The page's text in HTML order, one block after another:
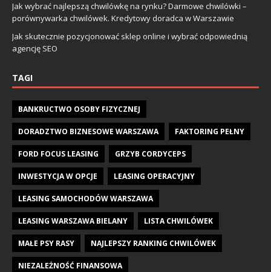
Jak wybrać najlepszą chwilówkę na rynku? Darmowe chwilówki –
porównywarka chwilówek. Kredytowy doradca w Warszawie
Jak skutecznie pozycjonować sklep online i wybrać odpowiednią
agencję SEO
TAGI
BANKRUCTWO OSOBY FIZYCZNEJ
DORADZTWO BIZNESOWE WARSZAWA FAKTORING PEŁNY
FORD FOCUS LEASING GRZYB CORDYCEPS
INWESTYCJA W OPCJE LEASING OPERACYJNY
LEASING SAMOCHODÓW WARSZAWA
LEASING WARSZAWA BIELANY LISTA CHWILÓWEK
MAŁE PSY RASY NAJLEPSZY RANKING CHWILÓWEK
NIEZALEŻNOŚĆ FINANSOWA